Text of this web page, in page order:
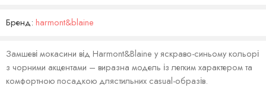
Бренд: harmont&blaine
Замшеві мокасини від Harmont&Blaine у яскраво-синьому кольорі
з чорними акцентами – виразна модель із легким характером та
комфортною посадкою длястильних casual-образів.